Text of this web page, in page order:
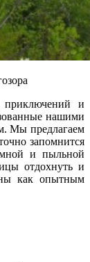
и
нашими
Мы предлагаем
запомнится
и пыльной
отдохнуть и
как опытным